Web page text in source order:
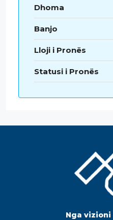
Dhoma
Banjo
Lloji i Pronës
Statusi i Pronës
Nga